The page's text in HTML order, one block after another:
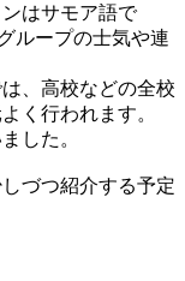
はサモア語で
ループの士気や連
、高校などの全校
く行われます。
した。
づつ紹介する予定